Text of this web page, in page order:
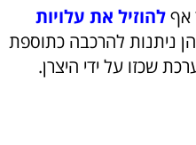
אףלהוזיל את עלויות
ניתנות להרכבה כתוספת
שכזו על ידי היצרן.